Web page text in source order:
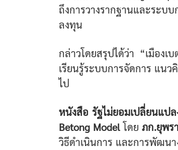
ถึงการวางรากฐานและระบ
ลงทุน
กล่าวโดยสรุปได้ว่า “เมือง
เรียนรู้ระบบการจัดการ แน
ไป
หนังสือ รัฐไม่ยอมเปลี่ยนแป
Betong Modelโดย ภก.ยุพร
วิธีดำเนินการ และการพัฒน